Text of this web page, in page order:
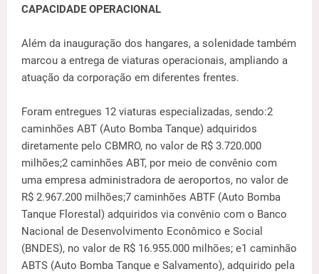
CAPACIDADE OPERACIONAL
Além da inauguração dos hangares, a solenidade também
marcou a entrega de viaturas operacionais, ampliando a
atuação da corporação em diferentes frentes.
Foram entregues 12 viaturas especializadas, sendo:2
caminhões ABT (Auto Bomba Tanque) adquiridos
diretamente pelo CBMRO, no valor de R$ 3.720.000
milhões;2 caminhões ABT, por meio de convênio com
uma empresa administradora de aeroportos, no valor de
R$ 2.967.200 milhões;7 caminhões ABTF (Auto Bomba
Tanque Florestal) adquiridos via convênio com o Banco
Nacional de Desenvolvimento Econômico e Social
(BNDES), no valor de R$ 16.955.000 milhões; e1 caminhão
ABTS (Auto Bomba Tanque e Salvamento), adquirido pela